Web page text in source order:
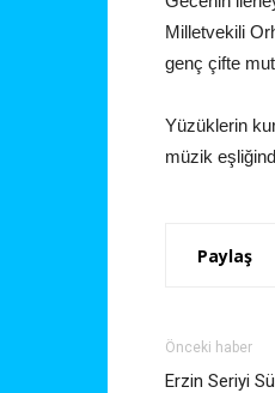
Milletvekili
genç çifte
Yüzüklerin
müzik
Paylaş
Önceki haber
Erzin Seriyi